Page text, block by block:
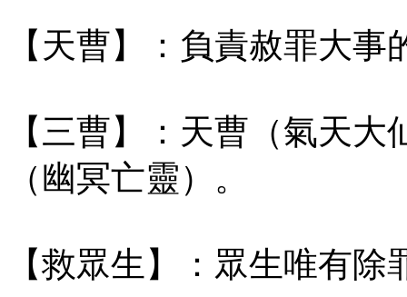
【天曹】：負責赦罪大事
【三曹】：天曹（氣天
（幽冥亡靈）。
【救眾生】：眾生唯有除